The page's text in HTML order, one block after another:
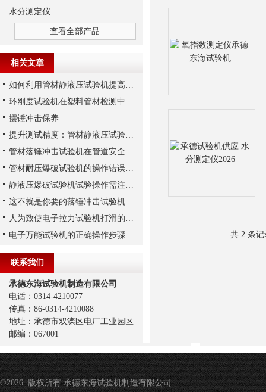
共 2 条
水分测定仪
查看全部产品
相关文章
如何利用管材静液压试验机提高生产效率？
环刚度试验机在塑料管材检测中的试样制备与夹具选用规范
摆锤冲击保养
提升测试精度：管材静液压试验机校准的关键步骤
管材落锤冲击试验机在管道安全领域的重要性与应用
管材耐压爆破试验机的操作错误及其对测试结果的影响
静液压爆破试验机试验操作需注意哪些安全事项？
这不就是你要的落锤冲击试验机的操作要求吗？
人为致使电子拉力试验机打滑的三个原因解析
电子万能试验机的正确操作步骤
联系我们
承德东海试验机制造有限公司
电话：0314-4210077
传真：86-0314-4210088
地址：承德市双滦区电厂工业园区
邮编：067001
©2026 版权所有 承德东海试验机制造有限公司